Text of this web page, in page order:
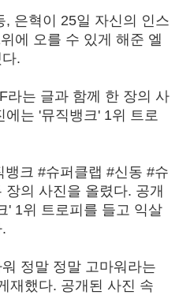
은혁이 25일 자신의 인스
에 오를 수 있게 해준 엘
.
라는 글과 함께 한 장의 사
는 '뮤직뱅크' 1위 트로
크 #슈퍼클랩 #신동 #슈
의 사진을 올렸다. 공개
' 1위 트로피를 들고 익살
정말 정말 고마워라는
재했다. 공개된 사진 속